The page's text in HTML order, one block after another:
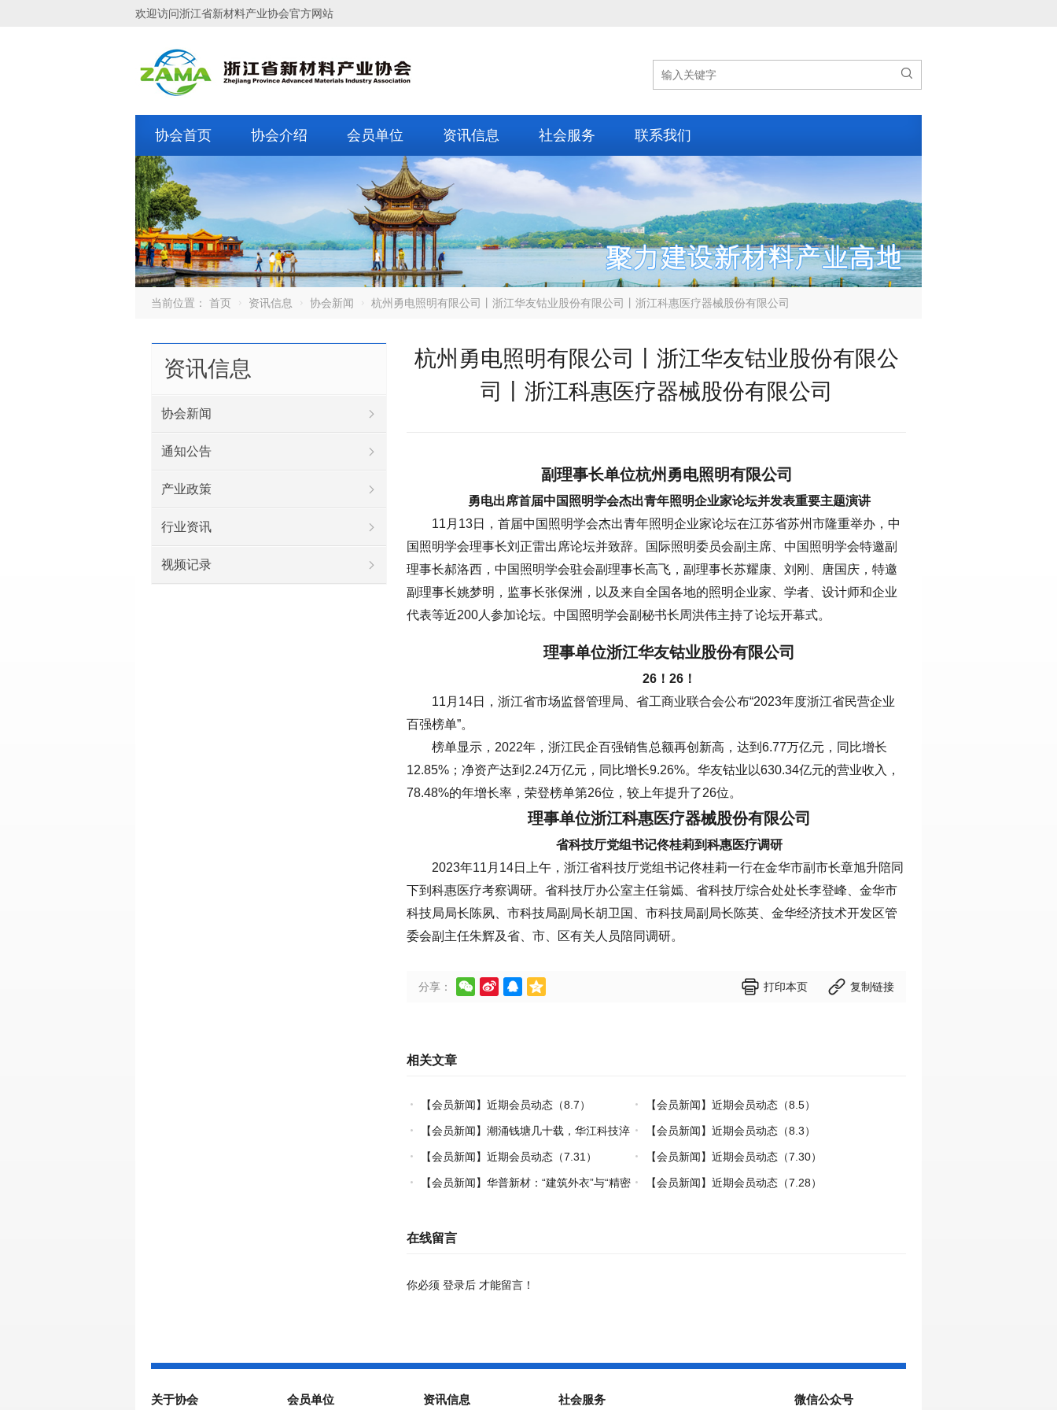
欢迎访问浙江省新材料产业协会官方网站

协会首页 协会介绍 会员单位 资讯信息 社会服务 联系我们
当前位置： 首页 资讯信息 协会新闻 杭州勇电照明有限公司丨浙江华友钴业股份有限公司丨浙江科惠医疗器械股份有限公司
杭州勇电照明有限公司丨浙江华友钴业股份有限公
司丨浙江科惠医疗器械股份有限公司
副理事长单位杭州勇电照明有限公司
勇电出席首届中国照明学会杰出青年照明企业家论坛并发表重要主题演讲
11月13日，首届中国照明学会杰出青年照明企业家论坛在江苏省苏州市隆重举办，中
国照明学会理事长刘正雷出席论坛并致辞。国际照明委员会副主席、中国照明学会特邀副
理事长郝洛西，中国照明学会驻会副理事长高飞，副理事长苏耀康、刘刚、唐国庆，特邀
副理事长姚梦明，监事长张保洲，以及来自全国各地的照明企业家、学者、设计师和企业
代表等近200人参加论坛。中国照明学会副秘书长周洪伟主持了论坛开幕式。
理事单位浙江华友钴业股份有限公司
26！26！
11月14日，浙江省市场监督管理局、省工商业联合会公布“2023年度浙江省民营企业
百强榜单”。
榜单显示，2022年，浙江民企百强销售总额再创新高，达到6.77万亿元，同比增长
12.85%；净资产达到2.24万亿元，同比增长9.26%。华友钴业以630.34亿元的营业收入，
78.48%的年增长率，荣登榜单第26位，较上年提升了26位。
理事单位浙江科惠医疗器械股份有限公司
省科技厅党组书记佟桂莉到科惠医疗调研
2023年11月14日上午，浙江省科技厅党组书记佟桂莉一行在金华市副市长章旭升陪同
下到科惠医疗考察调研。省科技厅办公室主任翁嫣、省科技厅综合处处长李登峰、金华市
科技局局长陈夙、市科技局副局长胡卫国、市科技局副局长陈英、金华经济技术开发区管
委会副主任朱辉及省、市、区有关人员陪同调研。
分享：      打印本页  复制链接
相关文章
【会员新闻】近期会员动态（8.7） 【会员新闻】近期会员动态（8.5）
【会员新闻】潮涌钱塘几十载，华江科技淬
炼热塑复材中国力量
【会员新闻】近期会员动态（8.3）
【会员新闻】近期会员动态（7.31） 【会员新闻】近期会员动态（7.30）
【会员新闻】华普新材：“建筑外衣”与“精密
【会员新闻】近期会员动态（7.28）
在线留言
你必须 登录后 才能留言！
资讯信息
协会新闻
通知公告
产业政策
行业资讯
视频记录
关于协会 会员单位 资讯信息 社会服务 微信公众号